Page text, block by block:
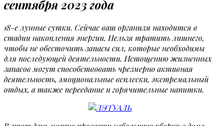
сентября 2023 года
18-е лунные сутки. Сейчас ваш организм находится в
стадии накопления энергии. Нельзя тратить лишнего,
чтобы не обесточить запасы сил, которые необходимы
для последующей деятельности. Истощению жизненных
запасов могут способствовать чрезмерно активная
деятельность, эмоциональные всплески, экстремальный
отдых, а также переедание и горячительные напитки.